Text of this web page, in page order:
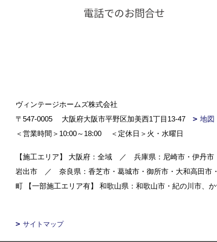
2.お客様に適した情報やイベント案
■第三者への開示
取得した個人情報は、お客様の同
1.法令に基づく場合
電話でのお問合せ
ヴィンテージホームズ株式会社
〒547-0005
大阪府大阪市平野区加美西1丁目13-47 地図
＜営業時間＞10:00～18:00
＜定休日＞火・水曜日
【施工エリア】 大阪府：全域 ／ 兵庫県：尼崎市・伊丹
岩出市 ／ 奈良県：香芝市・葛城市・御所市・大和高田市
町 【一部施工エリア有】 和歌山県：和歌山市・紀の川市
サイトマップ